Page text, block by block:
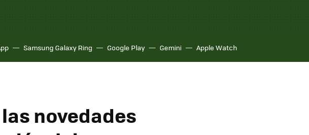
Samsung Galaxy Ring Google Play Gemini Apple Watch
novedades